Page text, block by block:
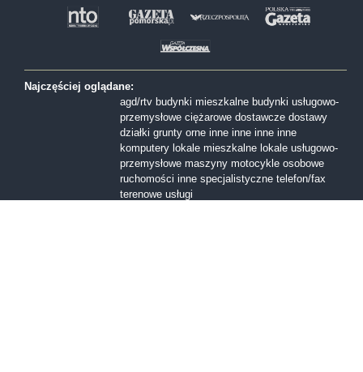
Najczęściej oglądane:
agd/rtv budynki mieszkalne budynki usługowo-
przemysłowe ciężarowe dostawcze dostawy
działki grunty orne inne inne inne inne
komputery lokale mieszkalne lokale usługowo-
przemysłowe maszyny motocykle osobowe
ruchomości inne specjalistyczne telefon/fax
terenowe usługi